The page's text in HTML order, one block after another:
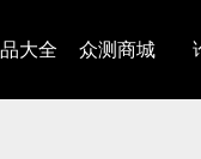
大全 众测商城